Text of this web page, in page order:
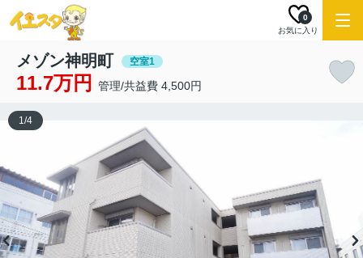
お気に入り
0
メゾン神明町 空室1
11.7万円 管理/共益費 4,500円
1/4